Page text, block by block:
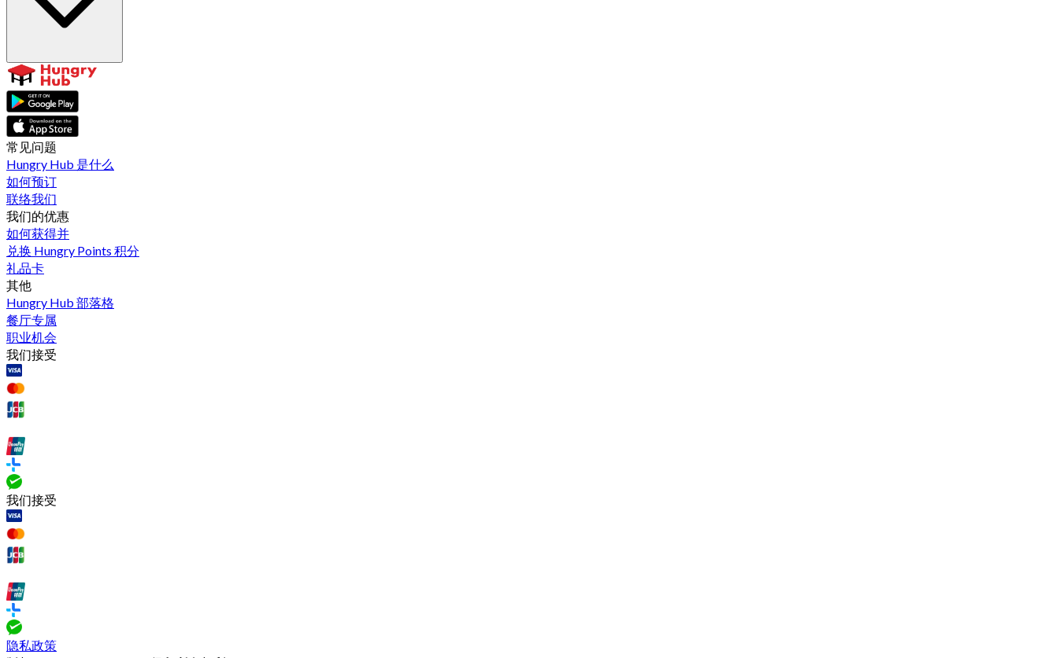
常见问题
Hungry Hub 是什么
如何预订
联络我们
我们的优惠
如何获得并
兑换 Hungry Points 积分
礼品卡
其他
Hungry Hub 部落格
餐厅专属
职业机会
我们接受
我们接受
隐私政策